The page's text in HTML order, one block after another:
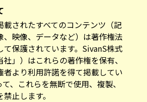
載されたすべてのコンテンツ（記
、映像、データなど）は著作権法
て保護されています。SivanS株式
」）はこれらの著作権を保有、
者より利用許諾を得て掲載してい
、これらを無断で使用、複製、
止します。